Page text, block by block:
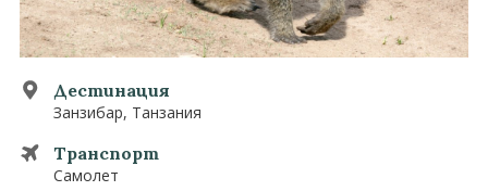
Екзотични
0882 907 335 Запитване
Последвайте ни
Дестинация
Занзибар, Танзания
Транспорт
Самолет